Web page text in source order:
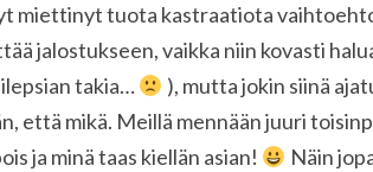
miettinyt tuota kastraatiota
jalostukseen, vaikka niin kovasti
takia…
), mutta jokin siinä
että mikä. Meillä mennään juuri
ja minä taas kiellän asian!
Näin